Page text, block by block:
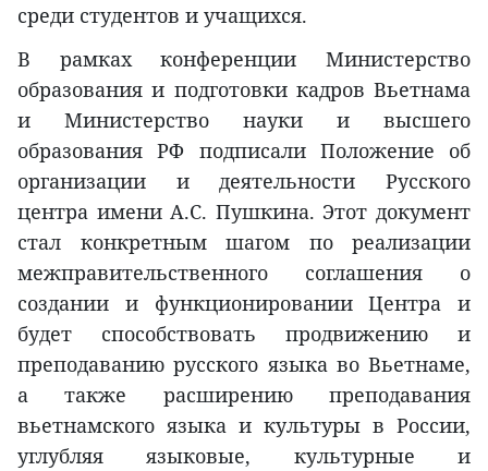
среди студентов и учащихся.
В рамках конференции Министерство
образования и подготовки кадров Вьетнама
и Министерство науки и высшего
образования РФ подписали Положение об
организации и деятельности Русского
центра имени А.С. Пушкина. Этот документ
стал конкретным шагом по реализации
межправительственного соглашения о
создании и функционировании Центра и
будет способствовать продвижению и
преподаванию русского языка во Вьетнаме,
а также расширению преподавания
вьетнамского языка и культуры в России,
углубляя языковые, культурные и